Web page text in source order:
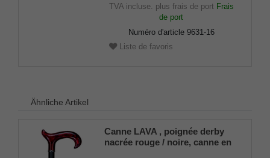
TVA incluse. plus frais de port Frais
de port
Numéro d'article 9631-16
Liste de favoris
Ähnliche Artikel
Canne LAVA , poignée derby
nacrée rouge / noire, canne en